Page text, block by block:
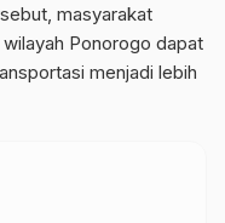
masyarakat
Ponorogo dapat
menjadi lebih